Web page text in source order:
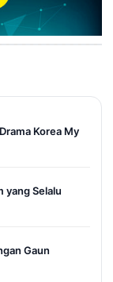
Korea My
yang Selalu
Gaun